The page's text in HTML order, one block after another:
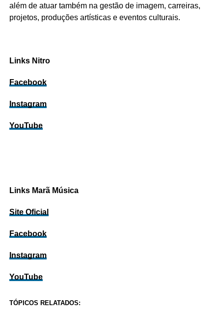
além de atuar também na gestão de imagem, carreiras,
projetos, produções artísticas e eventos culturais.
Links Nitro
Facebook
Instagram
YouTube
Links Marã Música
Site Oficial
Facebook
Instagram
YouTube
TÓPICOS RELATADOS: